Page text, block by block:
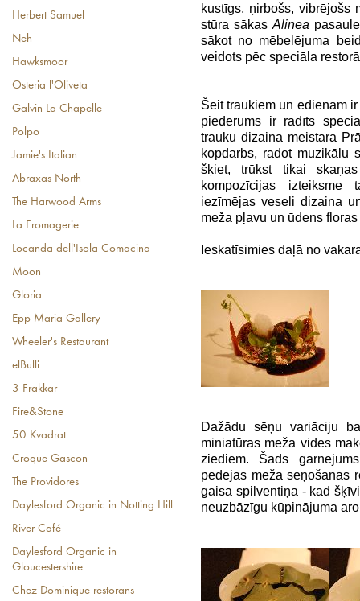
Herbert Samuel
Neh
Hawksmoor
Osteria l'Oliveta
Galvin La Chapelle
Polpo
Jamie's Italian
Abraxas North
The Harwood Arms
La Fromagerie
Locanda dell'Isola Comacina
Moon
Gloria
Epp Maria Gallery
Wheeler's Restaurant
elBulli
3 Frakkar
Fire&Stone
50 Kvadrat
Croque Gascon
The Providores
Daylesford Organic in Notting Hill
River Café
Daylesford Organic in
Gloucestershire
Chez Dominique restorāns
kustīgs, ņirbošs, vibrējošs
stūra sākas Alinea
sākot no mēbelējuma
veidots pēc speciāla
Šeit traukiem un ēdienam
piederums ir radīts
trauku dizaina meistara
kopdarbs, radot muzikālu
šķiet, trūkst tikai
kompozīcijas
iezīmējas veseli dizaina
meža pļavu un ūdens
Ieskatīsimies daļā no
Dažādu sēņu variāciju
miniatūras meža vides
ziediem. Šāds
pēdējās meža sēņošanas
gaisa spilventiņa - kad
neuzbāzīgu kūpinājuma